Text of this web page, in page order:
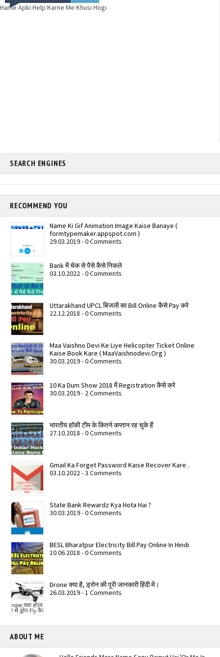
Hame Apki Help Karne Me Khusi Hogi
SEARCH ENGINES
RECOMMEND YOU
Name Ki Gif Animation Image Kaise Banaye (
formtypemaker.appspot.com )
29.03.2019 - 0 Comments
Bank में चेक से पैसे कैसे निकले
03.10.2022 - 0 Comments
Uttarakhand UPCL बिजली का Bill Online कैसे Pay करे
22.12.2018 - 0 Comments
Maa Vaishno Devi Ke Liye Helicopter Ticket Online
Kaise Book Kare ( MaaVaishnodevi.Org )
30.03.2019 - 0 Comments
10 Ka Dum Show 2018 में Registration कैसे करे
30.03.2019 - 2 Comments
भारतीय हॉकी टीम के कितने कप्तान रह चुके हैं
27.10.2018 - 0 Comments
Gmail Ka Forget Password Kaise Recover Kare .
03.10.2022 - 3 Comments
State Bank Rewardz Kya Hota Hai ?
30.03.2019 - 0 Comments
BESL Bharatpur Electricity Bill Pay Online In Hindi
10.06.2018 - 0 Comments
Drone क्या है, ड्रोन की पूरी जानकारी हिंदी में।
26.03.2019 - 1 Comments
ABOUT ME